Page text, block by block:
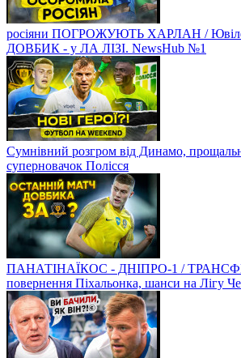
росіяни ПОГРОЖУЮТЬ ХАРЛАН /
ДОВБИК - у ЛА ЛІЗІ. NewsHub №1
Сумнівний розгром від Динамо,
суперновачок Полісся
ПАНАТІНАЇКОС - ДНІПРО-1 /
повернення Піхальонка, шанси на Лігу